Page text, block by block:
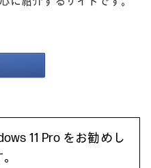
11 Pro をお勧めし